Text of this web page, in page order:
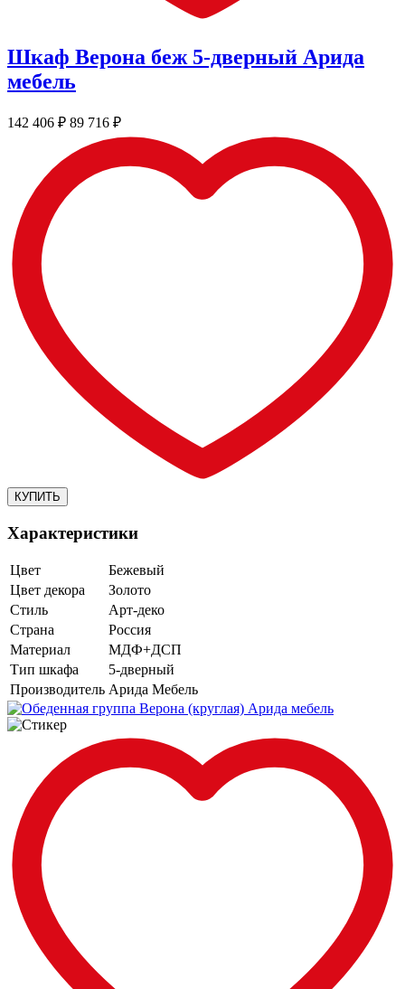
Шкаф Верона беж 5-дверный Арида
мебель
142 406 ₽ 89 716 ₽
Характеристики
Цвет
Бежевый
Цвет декора
Золото
Стиль
Арт-деко
Страна
Россия
Материал
МДФ+ДСП
Тип шкафа
5-дверный
Производитель Арида Мебель